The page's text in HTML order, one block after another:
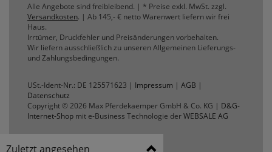
Alle Angebote sind freibleibend. | * Preise exkl. MwSt. zzgl.
Versandkosten. | Ab 145,- € netto Warenwert liefern wir frei
Haus.
Irrtümer, Druckfehler und Preisänderungen vorbehalten.
Wir liefern ausschließlich zu unseren Allgemeinen Lieferungs-
und Zahlungsbedingungen.
USt.-Ident-Nr.: DE 125571623 | Impressum | AGB |
Datenschutz
Copyright © 2026 Max Pferdekaemper GmbH & Co. KG | D&G-
Internet-Shop mit e-Business Technologie derWEBSALE AG
Zuletzt angesehen